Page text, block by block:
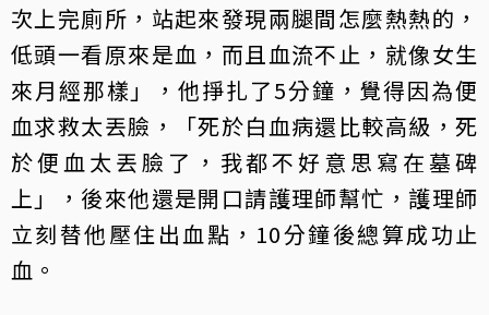
次上完廁所，站起來發現兩腿間怎麼熱熱的，
低頭一看原來是血，而且血流不止，就像女生
來月經那樣」，他掙扎了5分鐘，覺得因為便
血求救太丟臉，「死於白血病還比較高級，死
於便血太丟臉了，我都不好意思寫在墓碑
上」，後來他還是開口請護理師幫忙，護理師
立刻替他壓住出血點，10分鐘後總算成功止
血。